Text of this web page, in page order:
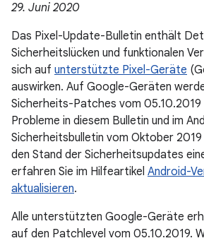
29. Juni 2020
Das Pixel-Update-Bulletin enthält
Sicherheitslücken und funktionalen
sich auf unterstützte Pixel-Geräte
auswirken. Auf Google-Geräten
Sicherheits-Patches vom
Probleme in diesem Bulletin und im
Sicherheitsbulletin vom Oktober 2019
den Stand der Sicherheitsupdates
erfahren Sie im Hilfeartikel Android-
aktualisieren.
Alle unterstützten Google-Geräte
auf den Patchlevel vom 05.10.2019.